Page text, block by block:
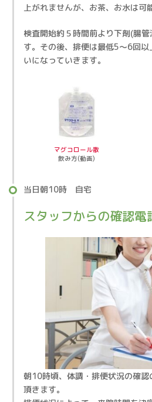
上がれませんが、お茶、お水は可
検査開始約５時間前より下剤(腸
す。その後、排便は最低5～6回
いになっていきます。
マグコロール散
飲み方(動画)
当日朝10時 自宅
スタッフからの確認電
朝10時頃、体調・排便状況の確
頂きます。